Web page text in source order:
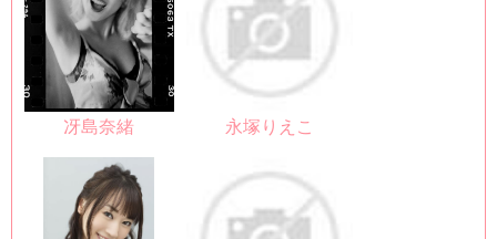
冴島奈緒 永塚りえこ